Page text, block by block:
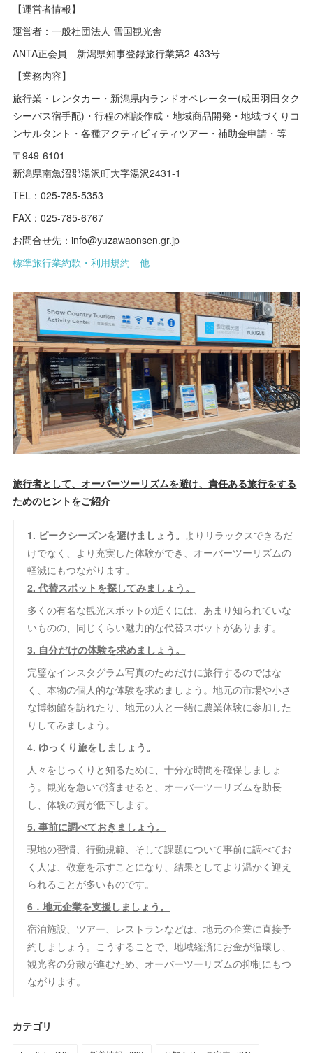
【運営者情報】
運営者：一般社団法人 雪国観光舎
ANTA正会員 新潟県知事登録旅行業第2-433号
【業務内容】
旅行業・レンタカー・新潟県内ランドオペレーター(成田羽田タク
シーバス宿手配)・行程の相談作成・地域商品開発・地域づくりコ
ンサルタント・各種アクティビィティツアー・補助金申請・等
〒949-6101
新潟県南魚沼郡湯沢町大字湯沢2431-1
TEL：025-785-5353
FAX：025-785-6767
お問合せ先：info@yuzawaonsen.gr.jp
標準旅行業約款・利用規約 他
旅行者として、オーバーツーリズムを避け、責任ある旅行をする
ためのヒントをご紹介
1. ピークシーズンを避けましょう。 よりリラックスできるだ
けでなく、より充実した体験ができ、オーバーツーリズムの
軽減にもつながります。
2. 代替スポットを探してみましょう。
多くの有名な観光スポットの近くには、あまり知られていな
いものの、同じくらい魅力的な代替スポットがあります。
3. 自分だけの体験を求めましょう。
完璧なインスタグラム写真のためだけに旅行するのではな
く、本物の個人的な体験を求めましょう。地元の市場や小さ
な博物館を訪れたり、地元の人と一緒に農業体験に参加した
りしてみましょう。
4. ゆっくり旅をしましょう。
人々をじっくりと知るために、十分な時間を確保しましょ
う。観光を急いで済ませると、オーバーツーリズムを助長
し、体験の質が低下します。
5. 事前に調べておきましょう。
現地の習慣、行動規範、そして課題について事前に調べてお
く人は、敬意を示すことになり、結果としてより温かく迎え
られることが多いものです。
6．地元企業を支援しましょう。
宿泊施設、ツアー、レストランなどは、地元の企業に直接予
約しましょう。こうすることで、地域経済にお金が循環し、
観光客の分散が進むため、オーバーツーリズムの抑制にもつ
ながります。
カテゴリ